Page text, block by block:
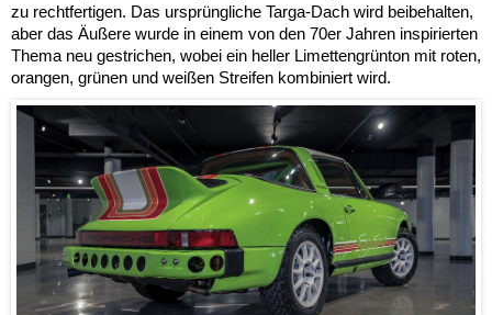
zu rechtfertigen. Das ursprüngliche Targa-Dach wird beibehalten,
aber das Äußere wurde in einem von den 70er Jahren inspirierten
Thema neu gestrichen, wobei ein heller Limettengrünton mit roten,
orangen, grünen und weißen Streifen kombiniert wird.